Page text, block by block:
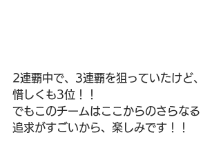
2連覇中で、3連覇を狙っていたけど、
惜しくも3位！！
でもこのチームはここからのさらなる
追求がすごいから、楽しみです！！